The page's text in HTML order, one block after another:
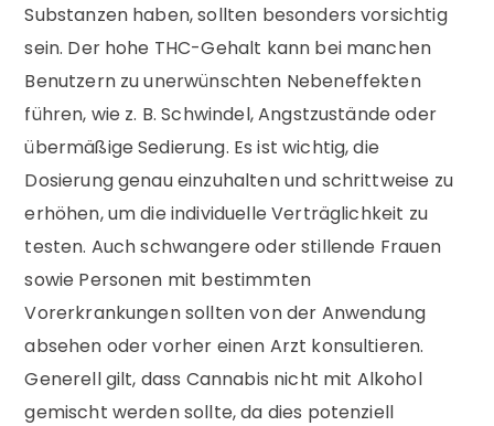
Substanzen haben, sollten besonders vorsichtig
sein. Der hohe THC-Gehalt kann bei manchen
Benutzern zu unerwünschten Nebeneffekten
führen, wie z. B. Schwindel, Angstzustände oder
übermäßige Sedierung. Es ist wichtig, die
Dosierung genau einzuhalten und schrittweise zu
erhöhen, um die individuelle Verträglichkeit zu
testen. Auch schwangere oder stillende Frauen
sowie Personen mit bestimmten
Vorerkrankungen sollten von der Anwendung
absehen oder vorher einen Arzt konsultieren.
Generell gilt, dass Cannabis nicht mit Alkohol
gemischt werden sollte, da dies potenziell